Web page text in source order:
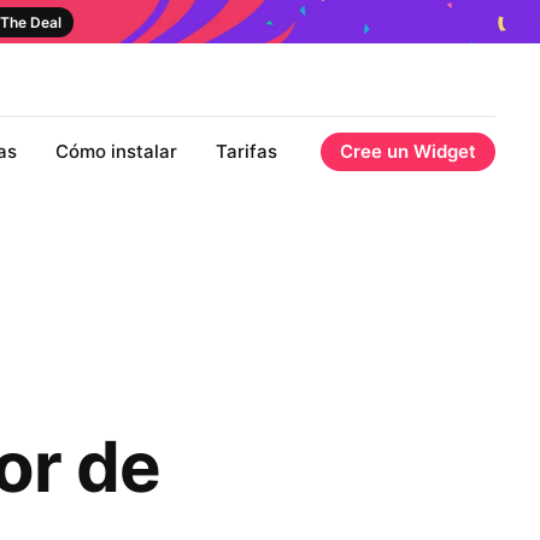
Deal
Cómo instalar Tarifas Cree un Widget
de